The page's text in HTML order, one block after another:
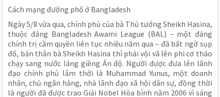
Cách mạng đường phố ở Bangladesh
Ngày 5/8 vừa qua, chính phủ của bà Thủ tướng Sheikh Hasina,
thuộc đảng Bangladesh Awami League (BAL) – một đảng
chính trị cầm quyền liên tục nhiều năm qua – đã bất ngờ sụp
đổ, bản thân bà Sheikh Hasina thì phải vội vã lên phi cơ tháo
chạy sang nước láng giềng Ấn độ. Người được đưa lên lãnh
đạo chính phủ lâm thời là Muhammad Yunus, một doanh
nhân, chủ ngân hàng, nhà lãnh đạo xã hội dân sự, đồng thời
là người đã được trao Giải Nobel Hòa bình năm 2006 vì sáng